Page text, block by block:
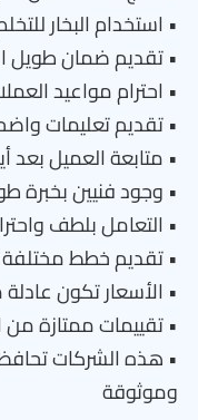
• استخدام البخار
• تقديم ضمان طويل
• احترام مواعيد
• تقديم تعليمات
• متابعة العميل بعد
• وجود فنيين بخبرة
• التعامل بلطف
• تقديم خطط
• الأسعار تكون
• تقييمات ممتازة
• هذه الشركات تحافظ
وموثوقة